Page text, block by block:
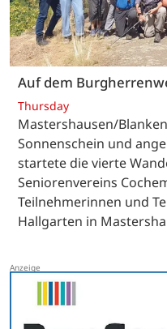
Auf dem
Thursday
Mastershausen/
Sonnenschein und
startete die vierte
Seniorenvereins
Teilnehmerinnen und
Hallgarten in